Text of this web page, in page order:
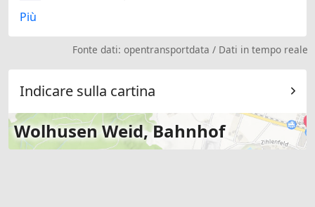
Più
Fonte dati:opentransportdata / Dati in tempo reale
Indicare sulla cartina
Wolhusen Weid, Bahnhof